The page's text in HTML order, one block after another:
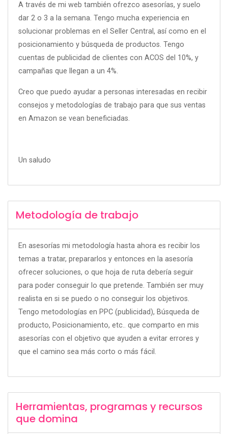
A través de mi web también ofrezco asesorías, y suelo
dar 2 o 3 a la semana. Tengo mucha experiencia en
solucionar problemas en el Seller Central, así como en el
posicionamiento y búsqueda de productos. Tengo
cuentas de publicidad de clientes con ACOS del 10%, y
campañas que llegan a un 4%.
Creo que puedo ayudar a personas interesadas en recibir
consejos y metodologías de trabajo para que sus ventas
en Amazon se vean beneficiadas.
Un saludo
Metodología de trabajo
En asesorías mi metodología hasta ahora es recibir los
temas a tratar, prepararlos y entonces en la asesoría
ofrecer soluciones, o que hoja de ruta debería seguir
para poder conseguir lo que pretende. También ser muy
realista en si se puedo o no conseguir los objetivos.
Tengo metodologías en PPC (publicidad), Búsqueda de
producto, Posicionamiento, etc.. que comparto en mis
asesorías con el objetivo que ayuden a evitar errores y
que el camino sea más corto o más fácil.
Herramientas, programas y recursos
que domina